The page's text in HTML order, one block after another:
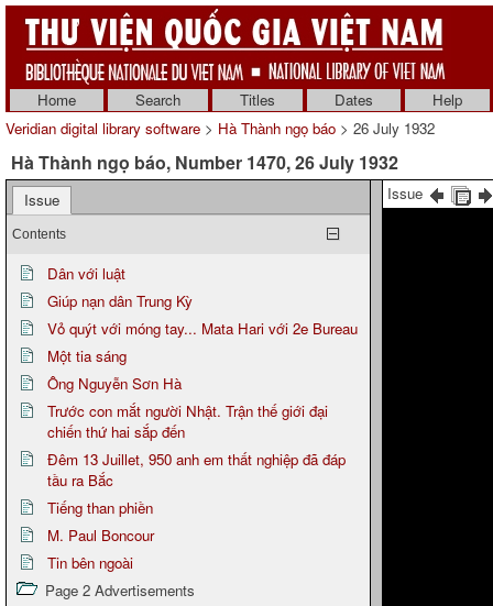
Home Search Titles Dates
Help
Veridian digital library software > Hà Thành ngọ báo > 26 July 1932
Hà Thành ngọ báo, Number 1470, 26 July 1932
Issue
Contents
Dân với luật
Giúp nạn dân Trung Kỳ
Vỏ quýt với móng tay... Mata Hari với 2e Bureau
Một tia sáng
Ông Nguyễn Sơn Hà
Trước con mắt người Nhật. Trận thế giới đại
chiến thứ hai sắp đến
Đêm 13 Juillet, 950 anh em thất nghiệp đã đáp
tầu ra Bắc
Tiếng than phiền
M. Paul Boncour
Tin bên ngoài
Page 2 Advertisements
Issue